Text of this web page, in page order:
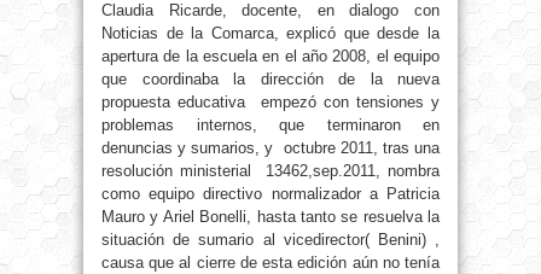
Claudia Ricarde, docente, en dialogo con
Noticias de la Comarca, explicó que desde la
apertura de la escuela en el año 2008, el equipo
que coordinaba la dirección de la nueva
propuesta educativa empezó con tensiones y
problemas internos, que terminaron en
denuncias y sumarios, y octubre 2011, tras una
resolución ministerial 13462,sep.2011, nombra
como equipo directivo normalizador a Patricia
Mauro y Ariel Bonelli, hasta tanto se resuelva la
situación de sumario al vicedirector( Benini) ,
causa que al cierre de esta edición aún no tenía